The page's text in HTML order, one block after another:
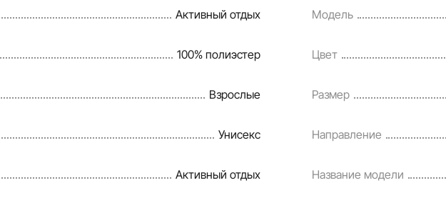
своевременно выявлять и
Активный отдых Модель
100% полиэстер Цвет
Взрослые Размер
Унисекс Направление
Активный отдых Название модели